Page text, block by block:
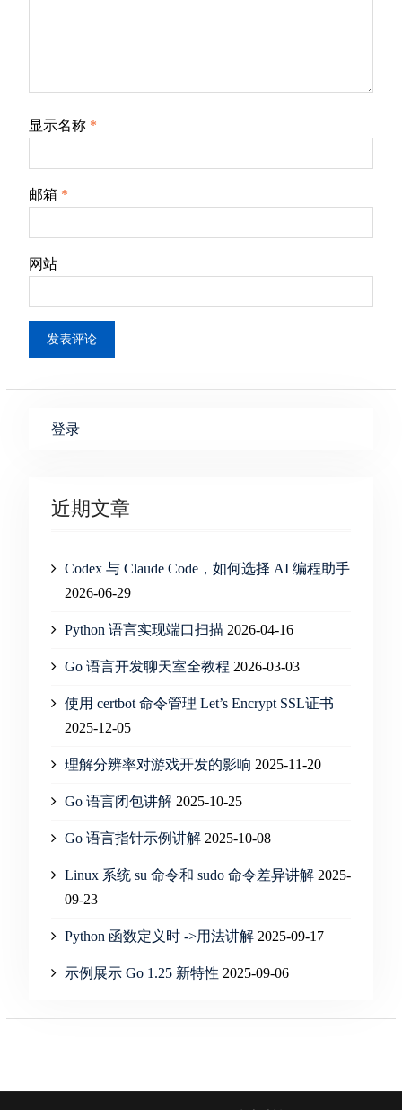
显示名称 *
邮箱 *
网站
登录
近期文章
Codex 与 Claude Code，如何选择 AI 编程助手
2026-06-29
Python 语言实现端口扫描 2026-04-16
Go 语言开发聊天室全教程 2026-03-03
使用 certbot 命令管理 Let’s Encrypt SSL证书
2025-12-05
理解分辨率对游戏开发的影响 2025-11-20
Go 语言闭包讲解 2025-10-25
Go 语言指针示例讲解 2025-10-08
Linux 系统 su 命令和 sudo 命令差异讲解 2025-
09-23
Python 函数定义时 ->用法讲解 2025-09-17
示例展示 Go 1.25 新特性 2025-09-06